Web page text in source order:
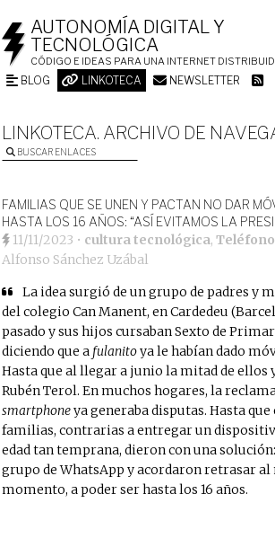
AUTONOMÍA DIGITAL Y
TECNOLÓGICA
CÓDIGO E IDEAS PARA UNA INTERNET
BLOG LINKOTECA NEWSLETTER
LINKOTECA. ARCHIVO DE
BUSCAR ENLACES
FAMILIAS QUE SE UNEN Y PACTAN NO DAR
HASTA LOS 16 AÑOS: “ASÍ EVITAMOS LA
11/11/2023 • cultura tecnológica,
Alfonso Sánchez Uzábal
La idea surgió de un grupo de padres y
del colegio Can Manent, en Cardedeu
pasado y sus hijos cursaban Sexto de
diciendo que a fulanitoya le habían dado
Hasta que al llegar a junio la mitad de ellos
Rubén Terol. En muchos hogares, la
smartphoneya generaba disputas. Hasta
familias, contrarias a entregar un
edad tan temprana, dieron con una
grupo de WhatsApp y acordaron retrasar al
momento, a poder ser hasta los 16 años.